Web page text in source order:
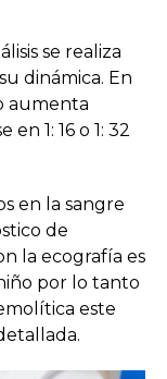
se realiza
dinámica. En
aumenta
1: 16 o 1: 32
en la sangre
de
la ecografía es
por lo tanto
este